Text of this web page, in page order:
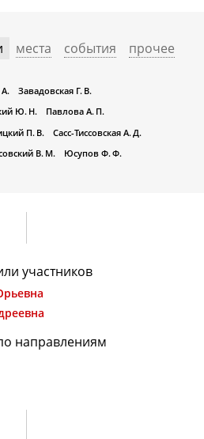
места события прочее
Завадовская Г. В.
Ю. Н.
Павлова А. П.
П. В.
Сасс-Тиссовская А. Д.
В. М. Юсупов Ф. Ф.
участников
направлениям